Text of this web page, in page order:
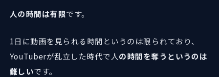
人の時間は有限です。
1日に動画を見られる時間というのは限られており、
YouTuberが乱立した時代で人の時間を奪うというのは
難しいです。